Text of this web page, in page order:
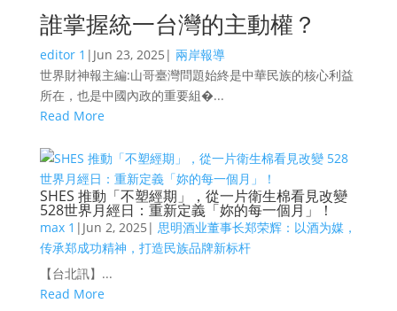
誰掌握統一台灣的主動權？
editor 1 | Jun 23, 2025 | 兩岸報導
世界財神報主編:山哥臺灣問題始終是中華民族的核心利益
所在，也是中國內政的重要組�...
Read More
SHES 推動「不塑經期」，從一片衛生棉看見改變
528世界月經日：重新定義「妳的每一個月」！
max 1 | Jun 2, 2025 | 思明酒业董事长郑荣辉：以酒为媒，
传承郑成功精神，打造民族品牌新标杆
【台北訊】...
Read More